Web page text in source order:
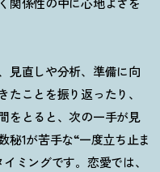
見直しや分析、準備に向
ことを振り返ったり、
をとると、次の一手が見
秘1が苦手な“一度立ち止ま
ミングです。恋愛では、